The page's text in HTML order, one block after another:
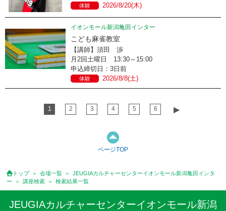
体験 2026/8/20(木)
イオンモール新潟亀田インター
こども麻雀教室
【講師】須田 渉
月2回土曜日 13:30～15:00
申込締切日：3日前
体験 2026/8/8(土)
1 2 3 4 5 6 ▶︎
ページTOP
トップ 会場一覧
JEUGIAカルチャーセンターイオンモール新潟亀田インタ
ー
講座検索 検索結果一覧
JEUGIAカルチャーセンターイオンモール新潟